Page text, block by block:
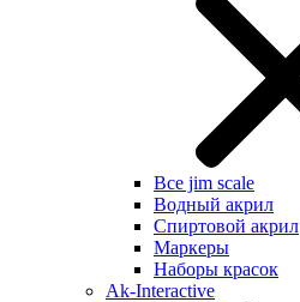
Все jim scale
Водный акрил
Спиртовой акрил
Маркеры
Наборы красок
Ak-Interactive